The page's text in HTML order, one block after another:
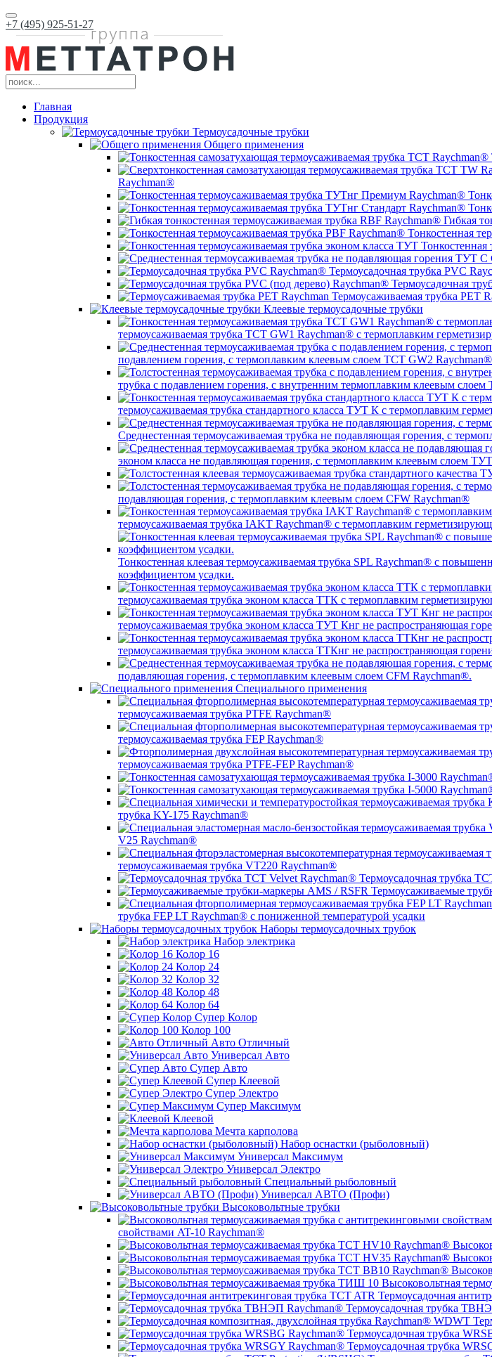
+7 (495) 925-51-27
Главная
Продукция
Термоусадочные трубки
Общего применения
Raychman®
Гибкая
Тонкостенная
Тонкостенная
Термоусадочная трубка PVC
Термоусадочная
Термоусаживаемая трубка PET
Клеевые термоусадочные трубки
термоусаживаемая трубка TCT GW1 Raychman® с термоплавким
подавлением горения, с термоплавким клеевым слоем TCT GW2 Raychman®
трубка c подавлением горения, с внутренним термоплавким клеевым
термоусаживаемая трубка стандартного класса ТУТ К с термоплавким
Среднестенная термоусаживаемая трубка не подавляющая горения, с
эконом класса не подавляющая горения, с термоплавким клеевым слоем
подавляющая горения, с термоплавким клеевым слоем CFW Raychman®
термоусаживаемая трубка IAKT Raychman® с термоплавким
Тонкостенная клеевая термоусаживаемая трубка SPL Raychman® с
коэффициентом усадки.
термоусаживаемая трубка эконом класса ТТК с термоплавким
термоусаживаемая трубка эконом класса ТУТ Кнг не распространяющая
термоусаживаемая трубка эконом класса ТТКнг не распространяющая
подавляющая горения, с термоплавким клеевым слоем CFM Raychman®.
Специального применения
термоусаживаемая трубка PTFE Raychman®
термоусаживаемая трубка FEP Raychman®
термоусаживаемая трубка PTFE-FEP Raychman®
трубка KY-175 Raychman®
V25 Raychman®
термоусаживаемая трубка VT220 Raychman®
Термоусадочная трубка
Термоусаживаемые
трубка FEP LT Raychman® с пониженной температурой усадки
Наборы термоусадочных трубок
Набор электрика
Колор 16
Колор 24
Колор 32
Колор 48
Колор 64
Супер Колор
Колор 100
Авто Отличный
Универсал Авто
Супер Авто
Супер Клеевой
Супер Электро
Супер Максимум
Клеевой
Мечта карполова
Набор оснастки (рыболовный)
Универсал Максимум
Универсал Электро
Специальный рыболовный
Универсал АВТО (Профи)
Высоковольтные трубки
свойствами AT-10 Raychman®
Высоковольтная
Термоусадочная
Термоусадочная трубка
Термоусадочная трубка
Термоусадочная трубка